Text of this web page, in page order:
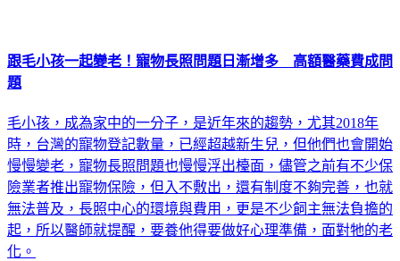
跟毛小孩一起變老！寵物長照問題日漸增多 高額醫藥費成問
題
毛小孩，成為家中的一分子，是近年來的趨勢，尤其2018年
時，台灣的寵物登記數量，已經超越新生兒，但他們也會開始
慢慢變老，寵物長照問題也慢慢浮出檯面，儘管之前有不少保
險業者推出寵物保險，但入不敷出，還有制度不夠完善，也就
無法普及，長照中心的環境與費用，更是不少飼主無法負擔的
起，所以醫師就提醒，要養他得要做好心理準備，面對牠的老
化。